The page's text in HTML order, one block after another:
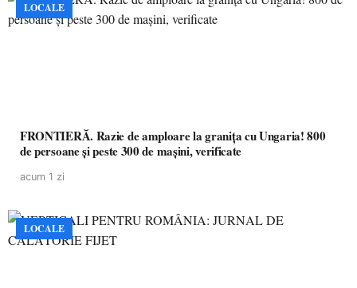
LOCALE
FRONTIERĂ. Razie de amploare la granița cu Ungaria! 800
de persoane și peste 300 de mașini, verificate
acum 1 zi
LOCALE